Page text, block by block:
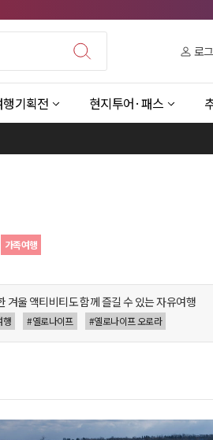
로
행기획전 현지투어·패스
가족여행
겨울 액티비티도 함께 즐길 수 있는 자유여행
행 #옐로나이프 #옐로나이프 오로라